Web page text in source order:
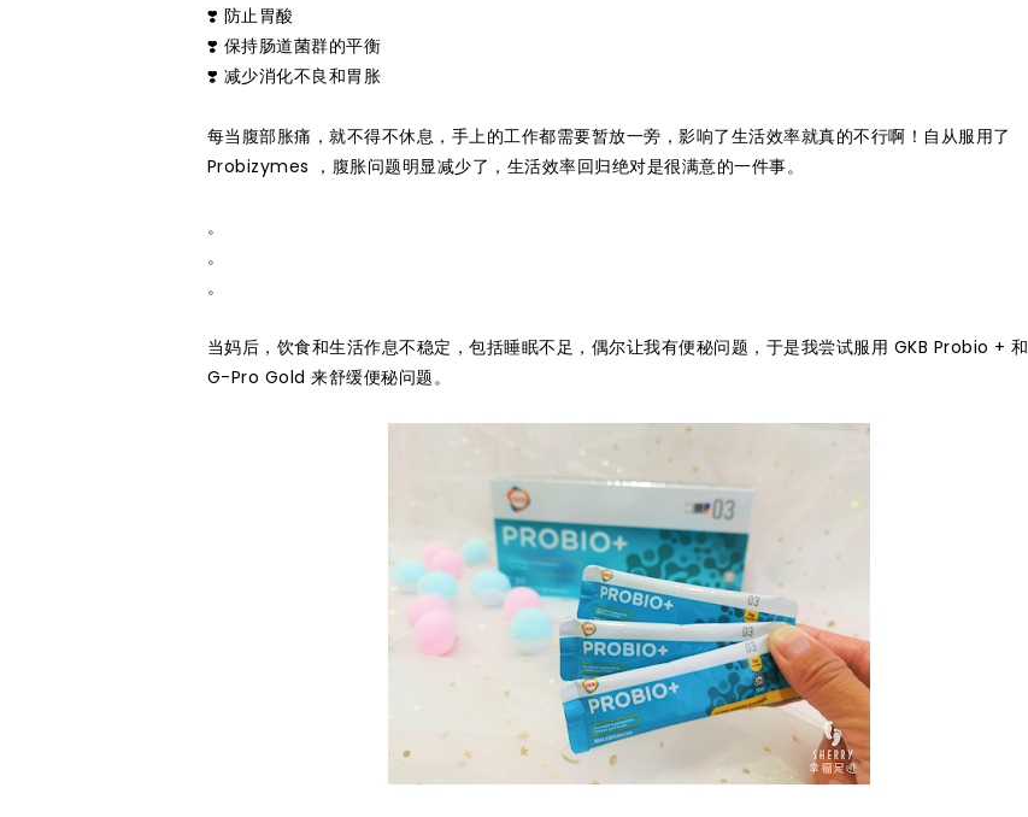
❣️ 防止胃酸
❣️ 保持肠道菌群的平衡
❣️ 减少消化不良和胃胀
每当腹部胀痛，就不得不休息，手上的工作都需要暂放一旁，影响了生活效率就真的不行啊！自从服用了
Probizymes ，腹胀问题明显减少了，生活效率回归绝对是很满意的一件事。
。
。
。
当妈后，饮食和生活作息不稳定，包括睡眠不足，偶尔让我有便秘问题，于是我尝试服用 GKB Probio + 和
G-Pro Gold 来舒缓便秘问题。